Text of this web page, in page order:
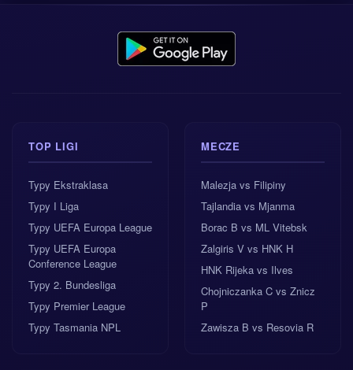
TOP LIGI
Typy Ekstraklasa
Typy I Liga
Typy UEFA Europa League
Typy UEFA Europa
Conference League
Typy 2. Bundesliga
Typy Premier League
Typy Tasmania NPL
MECZE
Malezja vs Filipiny
Tajlandia vs Mjanma
Borac B vs ML Vitebsk
Zalgiris V vs HNK H
HNK Rijeka vs Ilves
Chojniczanka C vs Znicz
P
Zawisza B vs Resovia R